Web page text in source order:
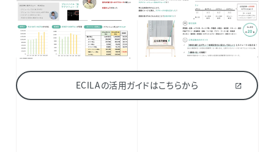
ECILAの活用ガイドはこちらから